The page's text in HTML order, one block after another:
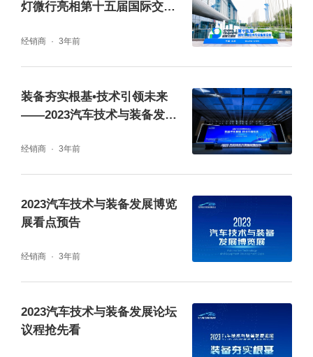
灯微行亮相第十五届国际交通
经销商 3年前
装备夯实根基•技术引领未来
——2023汽车技术与装备发展
经销商 3年前
2023汽车技术与装备发展博览
展看点预告
经销商 3年前
2023汽车技术与装备发展论坛
议程抢先看